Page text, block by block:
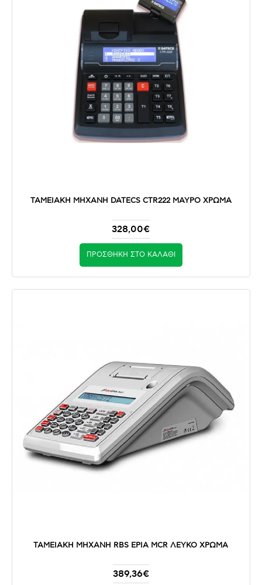
ΤΑΜΕΙΑΚΗ ΜΗΧΑΝΗ DATECS CTR222 ΜΑΥΡΟ ΧΡΩΜΑ
328,00€
ΠΡΟΣΘΉΚΗ ΣΤΟ ΚΑΛΆΘΙ
ΤΑΜΕΙΑΚΗ ΜΗΧΑΝΗ RBS EPIA MCR ΛΕΥΚΟ ΧΡΩΜΑ
389,36€